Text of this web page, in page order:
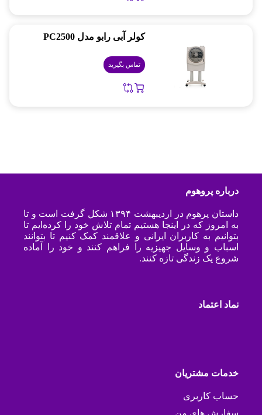
کولر آبی رابو مدل PC2500
تماس بگیرید
درباره پروهوم
داستان پرهوم در اردیبهشت ۱۳۹۴ شکل گرفت است و تا
به امروز که در اینجا هستیم تمام تلاش خود را کرده‌ایم تا
بتوانیم به کاربران ایرانی و علاقمند کمک کنیم تا بتوانند
اسباب و وسایل جهیزیه را فراهم کنند و خود را آماده
شروع یک زندگی تازه کنند.
نماد اعتماد
خدمات مشتریان
حساب کاربری
سفارش های من